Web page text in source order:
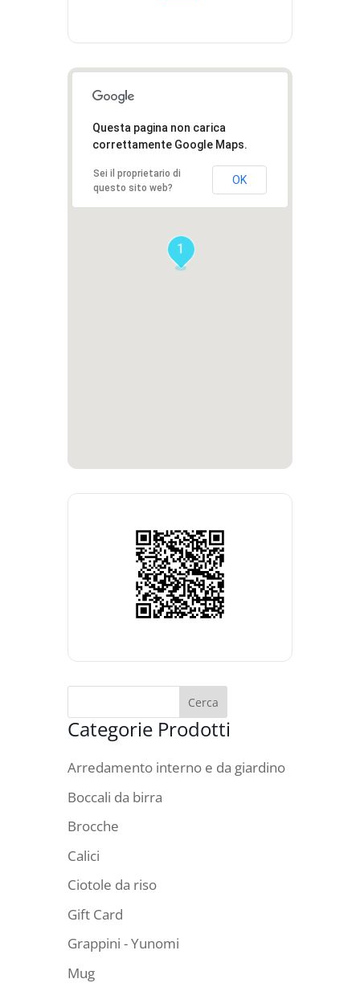
1
Questa pagina non carica
correttamente Google Maps.
Sei il proprietario di
questo sito web?
OK
Categorie Prodotti
Arredamento interno e da giardino
Boccali da birra
Brocche
Calici
Ciotole da riso
Gift Card
Grappini - Yunomi
Mug